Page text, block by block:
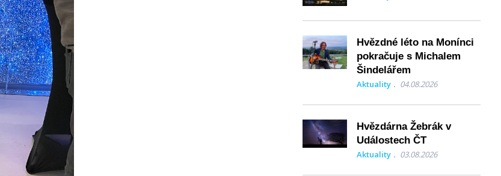
Hvězdné léto na Monínci
pokračuje s Michalem
Šindelářem
Aktuality 04.08.2026
Hvězdárna Žebrák v
Událostech ČT
Aktuality 03.08.2026